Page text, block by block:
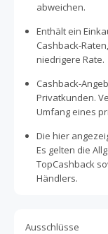
abweichen.
Enthält ein
Cashback-
niedrigere Rate.
Cashback-
Privatkunden.
Umfang eines
Die hier
Es gelten die
TopCashback
Händlers.
Ausschlüsse